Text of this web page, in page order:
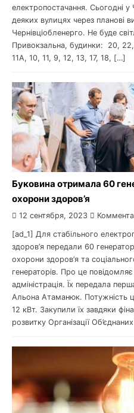
електропостачання. Сьогодні у
деяких вулицях через планові
Чернівціобленерго. Не буде
Привокзальна, будинки: 20,
11А, 10, 11, 9, 12, 13, 17, 18, […]
Буковина отримала 60
охорони здоров’я
12 сентября, 2023
[ad_1] Для стабільного
здоров’я передали 60
охорони здоров’я та
генераторів. Про це
адміністрація. Їх передала
Альона Атаманюк. Потужність
12 кВт. Закупили їх завдяки
розвитку Організації